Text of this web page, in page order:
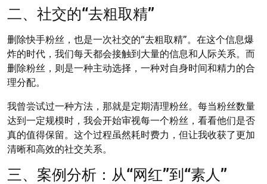
二、社交的“去粗取精”
删除快手粉丝，也是一次社交的“去粗取精”。在这个信息爆
炸的时代，我们每天都会接触到大量的信息和人际关系。而
删除粉丝，则是一种主动选择，一种对自身时间和精力的合
理分配。
我曾尝试过一种方法，那就是定期清理粉丝。每当粉丝数量
达到一定规模时，我会开始审视每一个粉丝，看看他们是否
真的值得保留。这个过程虽然耗时费力，但让我收获了更加
清晰和高效的社交关系。
三、案例分析：从“网红”到“素人”